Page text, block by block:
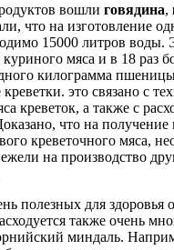
вошли говядина,
что на изготовление
15000 литров воды.
мяса и в 18 раз
килограмма
это связано с
креветок, а также с
что на получение
креветочного мяса,
на производство
полезных для здоровья
также очень
миндаль.